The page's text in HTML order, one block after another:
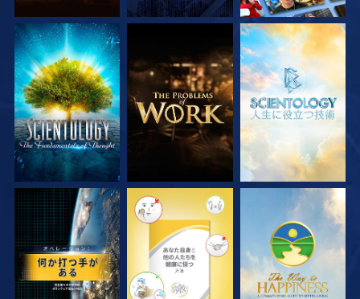
シリーズを探求 シリーズを探求 シリーズを探求
観る 観る 観る